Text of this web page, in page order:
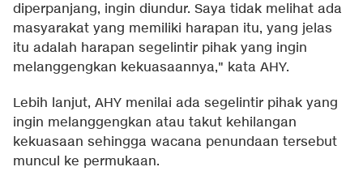
diperpanjang, ingin diundur. Saya tidak melihat ada
masyarakat yang memiliki harapan itu, yang jelas
itu adalah harapan segelintir pihak yang ingin
melanggengkan kekuasaannya," kata AHY.
Lebih lanjut, AHY menilai ada segelintir pihak yang
ingin melanggengkan atau takut kehilangan
kekuasaan sehingga wacana penundaan tersebut
muncul ke permukaan.